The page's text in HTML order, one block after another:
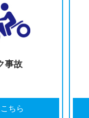
治療費の打ち切りを
宣告された